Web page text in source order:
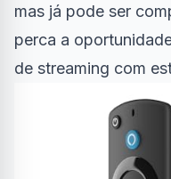
mas já pode ser
perca a
de streaming com